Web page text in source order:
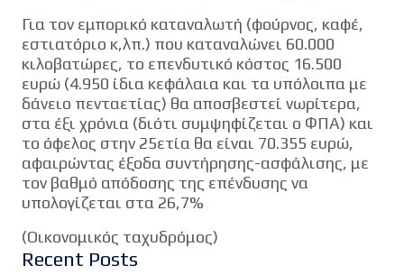
Recent Posts
Για τον εμπορικό καταναλωτή (φούρνος, καφέ,
εστιατόριο κ,λπ.) που καταναλώνει 60.000
κιλοβατώρες, το επενδυτικό κόστος 16.500
ευρώ (4.950 ίδια κεφάλαια και τα υπόλοιπα με
δάνειο πενταετίας) θα αποσβεστεί νωρίτερα,
στα έξι χρόνια (διότι συμψηφίζεται ο ΦΠΑ) και
το όφελος στην 25ετία θα είναι 70.355 ευρώ,
αφαιρώντας έξοδα συντήρησης-ασφάλισης, με
τον βαθμό απόδοσης της επένδυσης να
υπολογίζεται στα 26,7%
(Οικονομικός ταχυδρόμος)